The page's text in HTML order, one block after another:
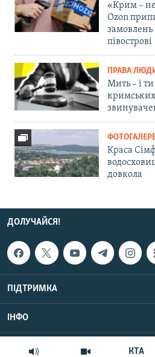
КТА
«Крим –
Ozon
півострові
ПРАВА
Мить – і
кримських
Краса
довкола
ДОЛУЧАЙСЯ!
ПІДТРИМКА
ІНФО
© Крим.Реалії,